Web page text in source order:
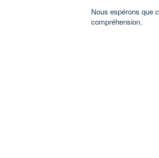
Nous espérons que
compréhension.